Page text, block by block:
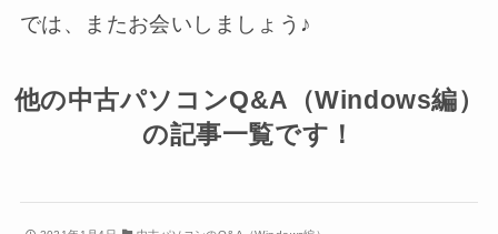
では、またお会いしましょう♪
他の中古パソコンQ&A（Windows編）
の記事一覧です！